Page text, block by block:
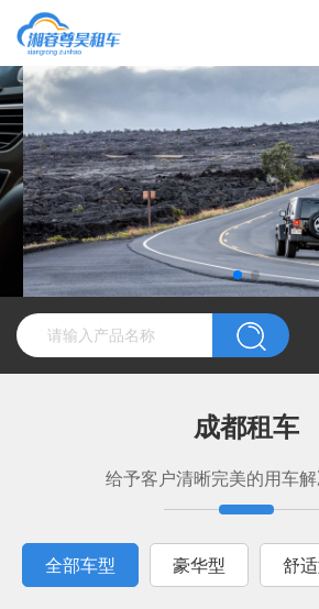
成都租车
给予客户清晰完美的用车解
全部车型 豪华型 舒